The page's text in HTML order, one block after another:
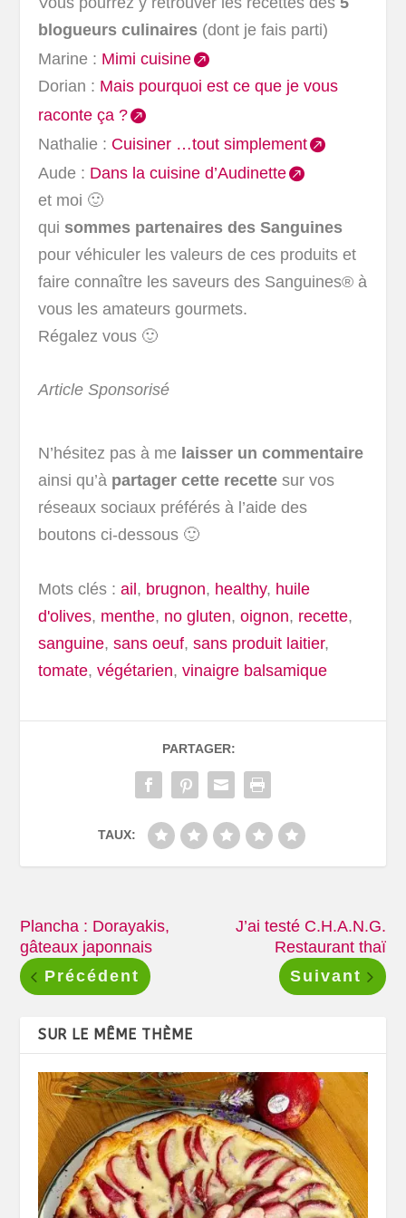
blogueurs culinaires (dont je fais parti)
Marine : Mimi cuisine
Dorian : Mais pourquoi est ce que je vous
raconte ça ?
Nathalie : Cuisiner …tout simplement
Aude : Dans la cuisine d’Audinette
et moi 🙂
qui sommes partenaires des Sanguines
pour véhiculer les valeurs de ces produits et
faire connaître les saveurs des Sanguines® à
vous les amateurs gourmets.
Régalez vous 🙂
Article Sponsorisé
N’hésitez pas à me laisser un commentaire
ainsi qu’à partager cette recette sur vos
réseaux sociaux préférés à l’aide des
boutons ci-dessous 🙂
Mots clés : ail, brugnon, healthy, huile
d'olives, menthe, no gluten,oignon, recette,
sanguine,sans oeuf,sans produit laitier,
tomate,végétarien,vinaigre balsamique
PARTAGER:
TAUX:
Plancha : Dorayakis,
gâteaux japonnais
Précédent
J’ai testé C.H.A.N.G.
Restaurant thaï
Suivant
SUR LE MÊME THÈME